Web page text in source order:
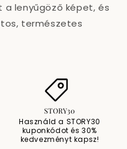
a lenyűgöző képet, és
természetes
STORY30
Használd a STORY30
kuponkódot és 30%
kedvezményt kapsz!